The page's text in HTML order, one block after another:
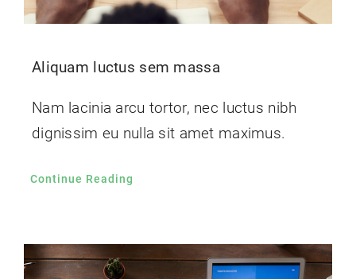
Aliquam luctus sem massa
Nam lacinia arcu tortor, nec luctus nibh
dignissim eu nulla sit amet maximus.
Continue Reading